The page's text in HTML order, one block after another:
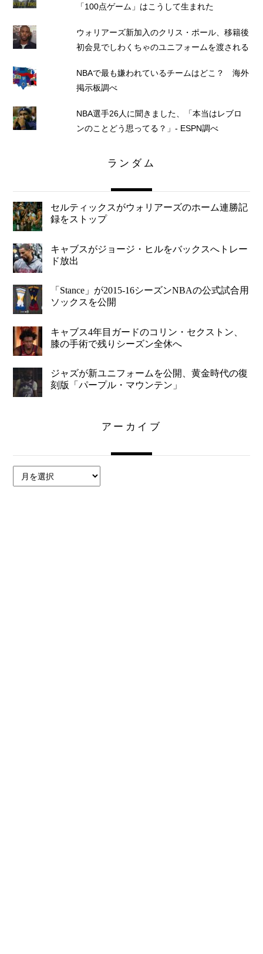
「100点ゲーム」はこうして生まれた
ウォリアーズ新加入のクリス・ポール、移籍後
初会見でしわくちゃのユニフォームを渡される
NBAで最も嫌われているチームはどこ？ 海外
掲示板調べ
NBA選手26人に聞きました、「本当はレブロ
ンのことどう思ってる？」- ESPN調べ
ランダム
セルティックスがウォリアーズのホーム連勝記
録をストップ
キャブスがジョージ・ヒルをバックスへトレー
ド放出
「Stance」が2015-16シーズンNBAの公式試合用
ソックスを公開
キャブス4年目ガードのコリン・セクストン、
膝の手術で残りシーズン全休へ
ジャズが新ユニフォームを公開、黄金時代の復
刻版「パープル・マウンテン」
アーカイブ
ー